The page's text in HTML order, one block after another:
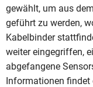
gewählt, um aus
geführt zu werden,
Kabelbinder
weiter eingegriffen,
abgefangene
Informationen findet